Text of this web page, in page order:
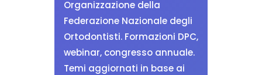
Organizzazione della
Federazione Nazionale degli
Ortodontisti. Formazioni DPC,
webinar, congresso annuale.
Temi aggiornati in base ai